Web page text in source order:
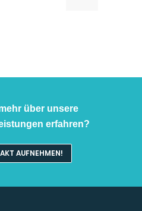
über unsere
erfahren?
AUFNEHMEN!